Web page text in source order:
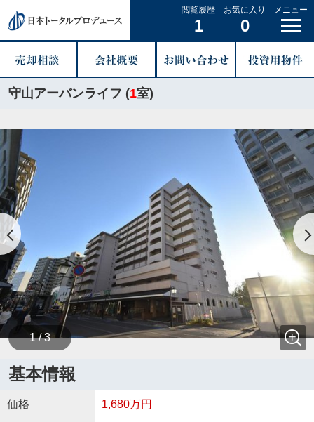
閲覧履歴
1
お気に入り
0
メニュー
守山アーバンライフ (1室)
1 / 3
基本情報
価格 1,680万円